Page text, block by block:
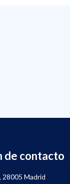
de contacto
28005 Madrid